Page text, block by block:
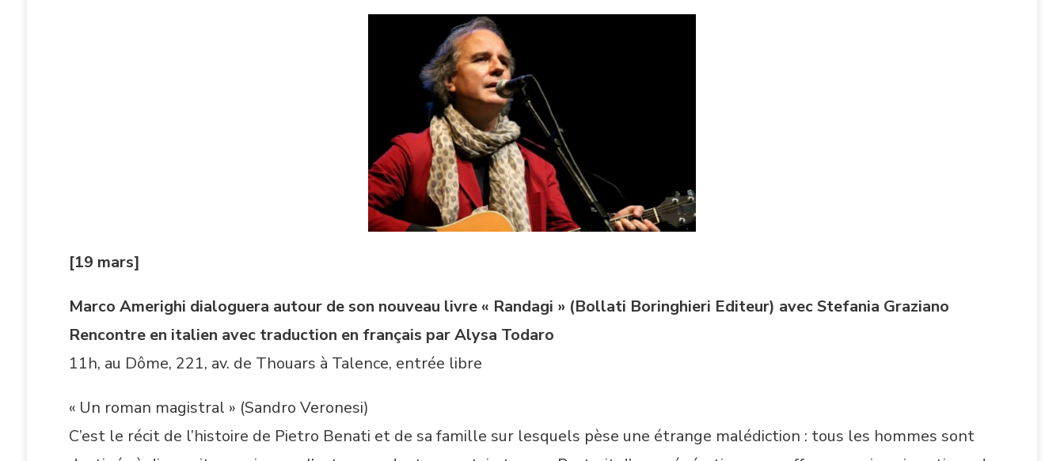
[19 mars]
Marco Amerighi dialoguera autour de son nouveau livre « Randagi » (Bollati Boringhieri Editeur) avec Stefania Graziano
Rencontre en italien avec traduction en français par Alysa Todaro
11h, au Dôme, 221, av. de Thouars à Talence, entrée libre
« Un roman magistral » (Sandro Veronesi)
C’est le récit de l’histoire de Pietro Benati et de sa famille sur lesquels pèse une étrange malédiction : tous les hommes sont